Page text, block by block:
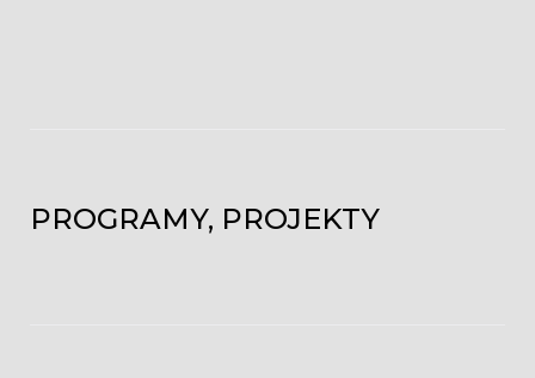
PROGRAMY, PROJEKTY